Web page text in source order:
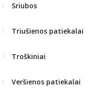
Sriubos
Triušienos patiekalai
Troškiniai
Veršienos patiekalai